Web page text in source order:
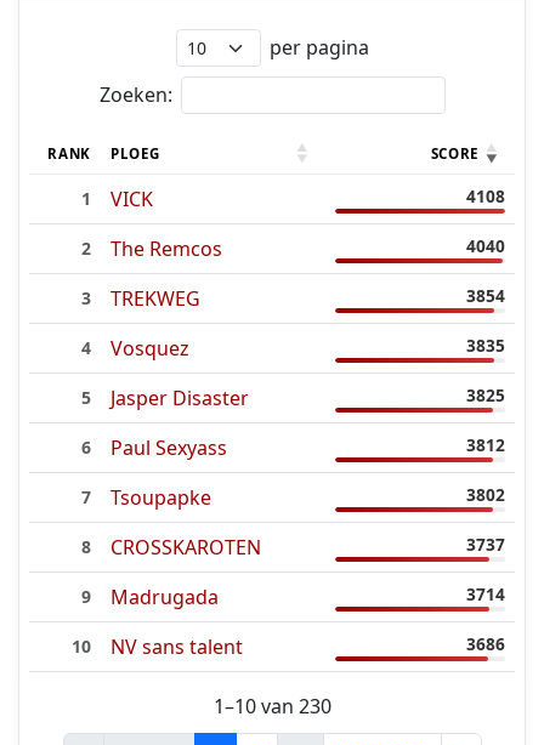
per pagina
Zoeken:
RANK PLOEG SCORE
1 VICK 4108
2 The Remcos 4040
3 TREKWEG 3854
4 Vosquez 3835
5 Jasper Disaster 3825
6 Paul Sexyass 3812
7 Tsoupapke 3802
8 CROSSKAROTEN 3737
9 Madrugada 3714
10 NV sans talent 3686
1–10 van 230